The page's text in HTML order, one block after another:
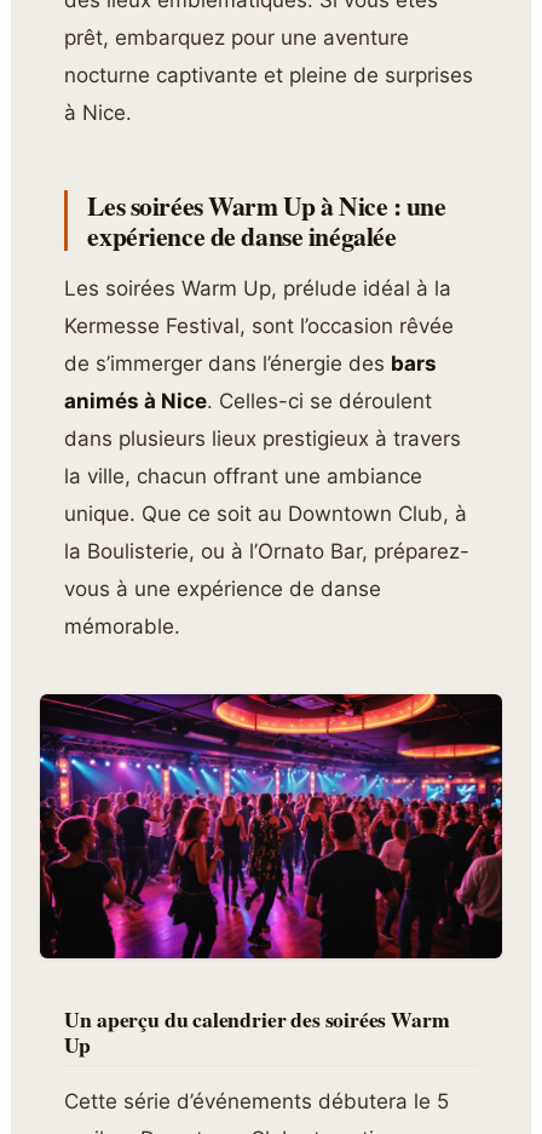
prêt, embarquez pour une aventure
nocturne captivante et pleine de surprises
à Nice.
Les soirées Warm Up à Nice : une
expérience de danse inégalée
Les soirées Warm Up, prélude idéal à la
Kermesse Festival, sont l’occasion rêvée
de s’immerger dans l’énergie des bars
animés à Nice. Celles-ci se déroulent
dans plusieurs lieux prestigieux à travers
la ville, chacun offrant une ambiance
unique. Que ce soit au Downtown Club, à
la Boulisterie, ou à l’Ornato Bar, préparez-
vous à une expérience de danse
mémorable.
Un aperçu du calendrier des soirées Warm
Up
Cette série d’événements débutera le 5